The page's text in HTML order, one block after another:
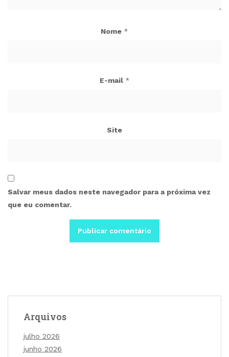
Nome *
E-mail *
Site
Salvar meus dados neste navegador para a próxima vez
que eu comentar.
Arquivos
julho 2026
junho 2026